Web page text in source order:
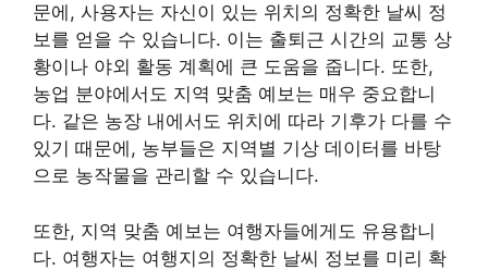
문에, 사용자는 자신이 있는 위치의 정확한 날씨 정
보를 얻을 수 있습니다. 이는 출퇴근 시간의 교통 상
황이나 야외 활동 계획에 큰 도움을 줍니다. 또한,
농업 분야에서도 지역 맞춤 예보는 매우 중요합니
다. 같은 농장 내에서도 위치에 따라 기후가 다를 수
있기 때문에, 농부들은 지역별 기상 데이터를 바탕
으로 농작물을 관리할 수 있습니다.
또한, 지역 맞춤 예보는 여행자들에게도 유용합니
다. 여행자는 여행지의 정확한 날씨 정보를 미리 확